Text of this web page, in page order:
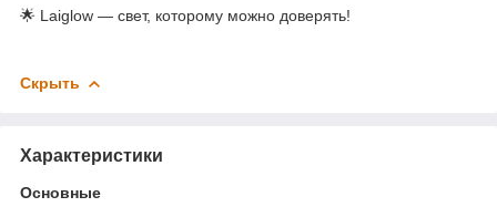
🌟 Laiglow — свет, которому можно доверять!
Скрыть
Характеристики
Основные